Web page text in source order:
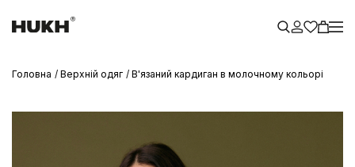
Головна Верхній одяг В'язаний кардиган в молочному кольорі